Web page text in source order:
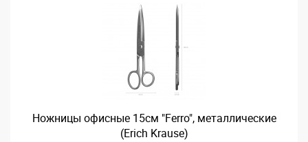
Ножницы офисные 15см "Ferro", металлические
(Erich Krause)